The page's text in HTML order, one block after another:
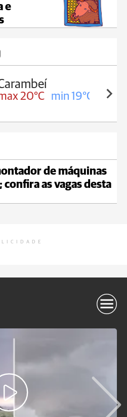
e
20°C min 19°C
de máquinas
confira as vagas desta